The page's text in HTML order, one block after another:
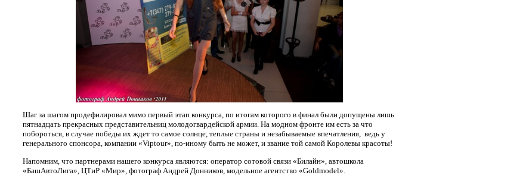
Шаг за шагом продефилировал мимо первый этап конкурса, по итогам которого в финал были допущены лишь
пятнадцать прекрасных представительниц молодогвардейской армии. На модном фронте им есть за что
побороться, в случае победы их ждет то самое солнце, теплые страны и незабываемые впечатления, ведь у
генерального спонсора, компании «Viptour», по-иному быть не может, и звание той самой Королевы красоты!
Напомним, что партнерами нашего конкурса являются: оператор сотовой связи «Билайн», автошкола
«БашАвтоЛига», ЦТиР «Мир», фотограф Андрей Донников, модельное агентство «Goldmodel».